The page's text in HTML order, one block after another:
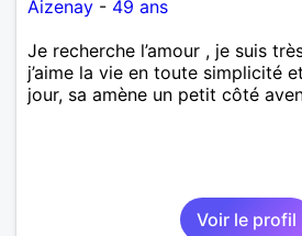
Aizenay - 49 ans
Je recherche l’amour , je suis
j’aime la vie en toute simplicité
jour, sa amène un petit côté
Voir le profil